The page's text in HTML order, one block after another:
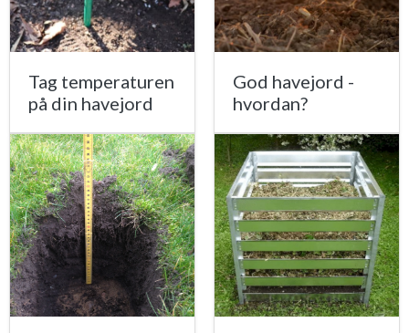
Tag temperaturen
på din havejord
God havejord -
hvordan?